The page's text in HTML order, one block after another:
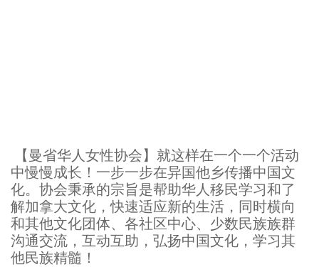
【曼省华人女性协会】就这样在一个一个活动
中慢慢成长！一步一步在异国他乡传播中国文
化。协会秉承的宗旨是帮助华人移民学习和了
解加拿大文化，快速适应新的生活，同时横向
和其他文化团体、各社区中心、少数民族族群
沟通交流，互动互助，弘扬中国文化，学习其
他民族精髓！